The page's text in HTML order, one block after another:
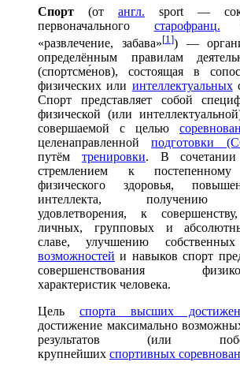
Спорт (от англ. sport —
первоначального
старофранц.
«развлечение, забава»[1 ]) —
определённым правилам
(спортсме́нов), состоящая в
физических или интеллектуальных
Спорт представляет собой
физической (или
совершаемой с целью
целенаправленной
подготовки
путём
тренировки. В
стремлением к
физического здоровья,
интеллекта, получению
удовлетворения, к
личных, групповых и
славе, улучшению собственных
возможностей и навыков спорт
совершенствования физико-
характеристик человека.
Цель
спорта высших
достижение максимально
результатов (или
крупнейших спортивных